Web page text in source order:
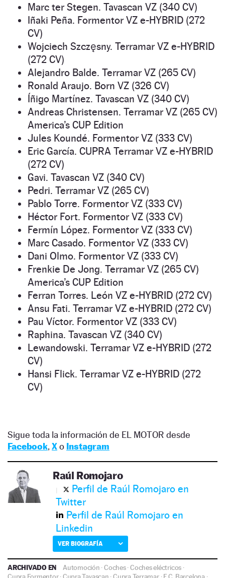
Marc ter Stegen. Tavascan VZ (340 CV)
Iñaki Peña. Formentor VZ e-HYBRID (272
CV)
Wojciech Szczęsny. Terramar VZ e-HYBRID
(272 CV)
Alejandro Balde. Terramar VZ (265 CV)
Ronald Araujo. Born VZ (326 CV)
Íñigo Martínez. Tavascan VZ (340 CV)
Andreas Christensen. Terramar VZ (265 CV)
America’s CUP Edition
Jules Koundé. Formentor VZ (333 CV)
Eric García. CUPRA Terramar VZ e-HYBRID
(272 CV)
Gavi. Tavascan VZ (340 CV)
Pedri. Terramar VZ (265 CV)
Pablo Torre. Formentor VZ (333 CV)
Héctor Fort. Formentor VZ (333 CV)
Fermín López. Formentor VZ (333 CV)
Marc Casado. Formentor VZ (333 CV)
Dani Olmo. Formentor VZ (333 CV)
Frenkie De Jong. Terramar VZ (265 CV)
America’s CUP Edition
Ferran Torres. León VZ e-HYBRID (272 CV)
Ansu Fati. Terramar VZ e-HYBRID (272 CV)
Pau Víctor. Formentor VZ (333 CV)
Raphina. Tavascan VZ (340 CV)
Lewandowski. Terramar VZ e-HYBRID (272
CV)
Hansi Flick. Terramar VZ e-HYBRID (272
CV)
Sigue toda la información de EL MOTOR desde
Facebook, Xo Instagram
Raúl Romojaro
Perfil de Raúl Romojaro en
Twitter
Perfil de Raúl Romojaro en
Linkedin
VER BIOGRAFÍA
ARCHIVADO EN Automoción ·Coches·Coches eléctricos ·